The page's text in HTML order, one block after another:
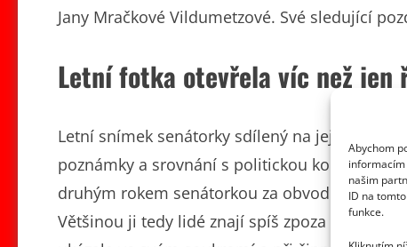
Abychom
informacím
našim
ID na
funkce.
Jany Mračkové Vildumetzové. Své sledující
Letní fotka otevřela víc než jen
Letní snímek senátorky sdílený na jejím
poznámky a srovnání s politickou kolegyní
druhým rokem senátorkou za obvod Sokolov
Většinou ji tedy lidé znají spíš zpoza